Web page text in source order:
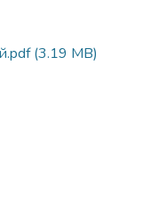
(3.19 MB)